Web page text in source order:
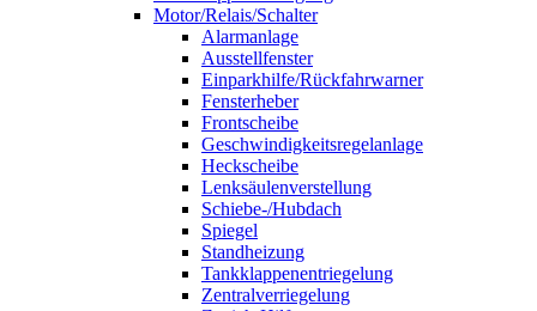
Motor/Relais/Schalter
Alarmanlage
Ausstellfenster
Einparkhilfe/Rückfahrwarner
Fensterheber
Frontscheibe
Geschwindigkeitsregelanlage
Heckscheibe
Lenksäulenverstellung
Schiebe-/Hubdach
Spiegel
Standheizung
Tankklappenentriegelung
Zentralverriegelung